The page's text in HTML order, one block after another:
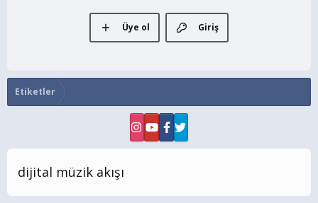
Giriş
Üye ol
Etiketler
dijital müzik akışı